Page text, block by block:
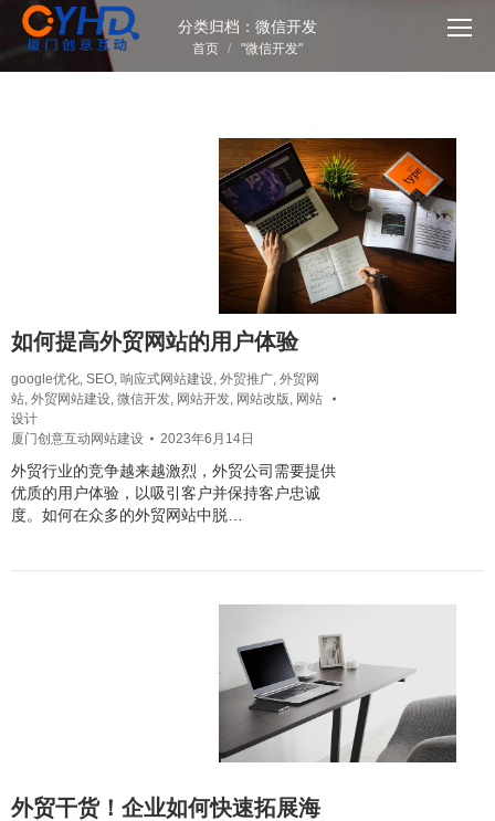
分类归档： 微信开发
您在这里：
首页 "微信开发"
如何提高外贸网站的用户体验
google优化, SEO, 响应式网站建设, 外贸推广, 外贸网
站, 外贸网站建设, 微信开发, 网站开发, 网站改版, 网站
设计
厦门创意互动网站建设
2023年6月14日
外贸行业的竞争越来越激烈，外贸公司需要提供
优质的用户体验，以吸引客户并保持客户忠诚
度。如何在众多的外贸网站中脱…
外贸干货！企业如何快速拓展海